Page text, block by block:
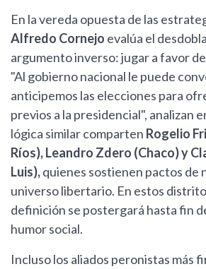
En la vereda opuesta de las
Alfredo Cornejo evalúa el
argumento inverso: jugar a favor de
"Al gobierno nacional le puede
anticipemos las elecciones para
previos a la presidencial", analizan
lógica similar comparten Rogelio
Ríos), Leandro Zdero (Chaco) y
Luis),quienes sostienen pactos de
universo libertario. En estos
definición se postergará hasta fin
humor social.
Incluso los aliados peronistas más